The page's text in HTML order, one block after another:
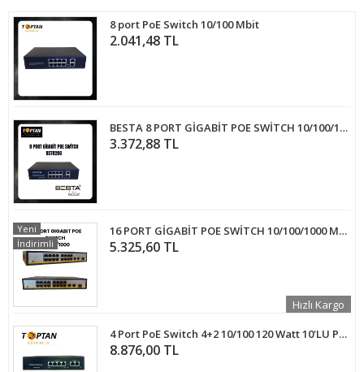
8 port PoE Switch 10/100 Mbit
2.041,48 TL
BESTA 8 PORT GİGABİT POE SWİTCH 10/100/1000 Mbps Gigabit BST820G
3.372,88 TL
16 PORT GİGABİT POE SWİTCH 10/100/1000 Mbps
5.325,60 TL
Yeni
İndirimli
Hızlı Kargo
4 Port PoE Switch 4+2 10/100 120 Watt 10'LU PAKET ARNA-620410
8.876,00 TL